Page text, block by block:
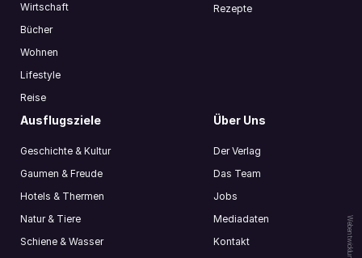
Webentwicklung by
Wirtschaft
Bücher
Wohnen
Lifestyle
Reise
Rezepte
Ausflugsziele
Geschichte & Kultur
Gaumen & Freude
Hotels & Thermen
Natur & Tiere
Schiene & Wasser
Über Uns
Der Verlag
Das Team
Jobs
Mediadaten
Kontakt